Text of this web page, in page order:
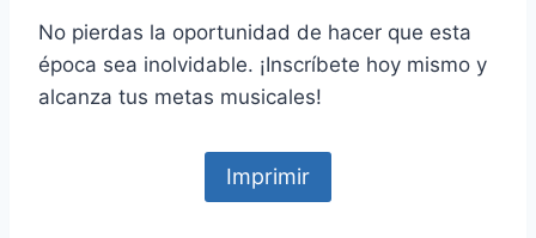
No pierdas la oportunidad de hacer que esta
época sea inolvidable. ¡Inscríbete hoy mismo y
alcanza tus metas musicales!
Imprimir